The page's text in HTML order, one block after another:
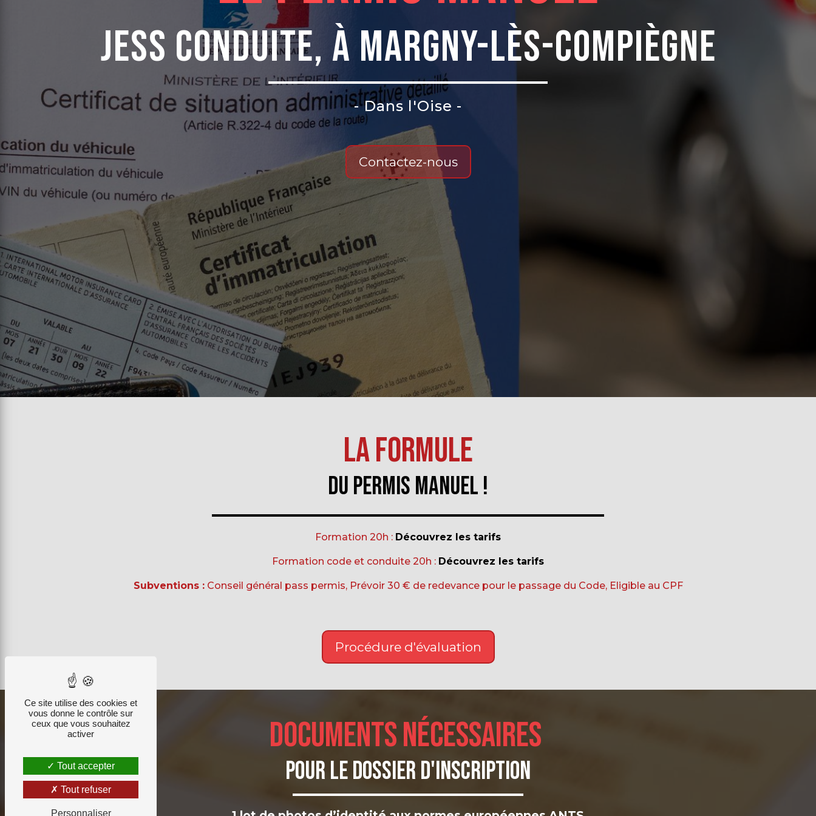
Jess Conduite, à Margny-Lès-Compiègne
- Dans l'Oise -
Contactez-nous
La formule
du permis manuel !
Formation 20h : Découvrez les tarifs
Formation code et conduite 20h : Découvrez les tarifs
Subventions :Conseil général pass permis, Prévoir 30 € de redevance pour le passage du Code, Eligible au CPF
Procédure d'évaluation
Documents nécessaires
pour le dossier d'inscription
Ce site utilise des cookies et
vous donne le contrôle sur
ceux que vous souhaitez
activer
Tout accepter
Tout refuser
Personnaliser